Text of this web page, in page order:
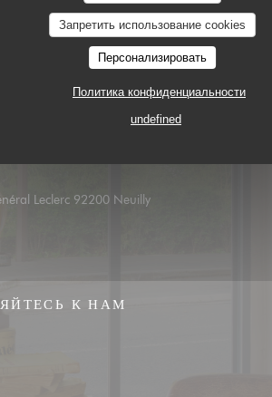
Запретить использование cookies
Персонализировать
Политика конфиденциальности
undefined
Leclerc 92200 Neuilly((открывается в
К НАМ